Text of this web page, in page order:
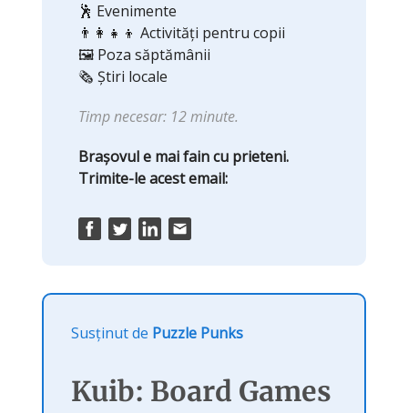
🕺 Evenimente
👨‍👩‍👧‍👦 Activități pentru copii
🖼️ Poza săptămânii
🗞️ Știri locale
Timp necesar: 12 minute.
Brașovul e mai fain cu prieteni.
Trimite-le acest email:
Susținut de Puzzle Punks
Kuib: Board Games